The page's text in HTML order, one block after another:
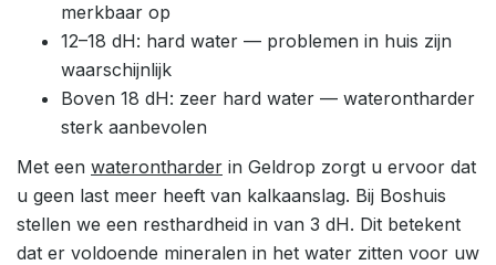
merkbaar op
12–18 dH: hard water — problemen in huis zijn
waarschijnlijk
Boven 18 dH: zeer hard water — waterontharder
sterk aanbevolen
Met een waterontharder in Geldrop zorgt u ervoor dat
u geen last meer heeft van kalkaanslag. Bij Boshuis
stellen we een resthardheid in van 3 dH. Dit betekent
dat er voldoende mineralen in het water zitten voor uw